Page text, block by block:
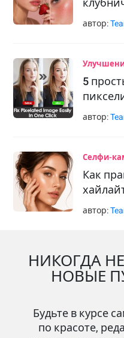
автор:
5
автор:
Селфи-
Как
автор:
НИКОГДА
НОВЫЕ
Будьте в курсе
по красоте,